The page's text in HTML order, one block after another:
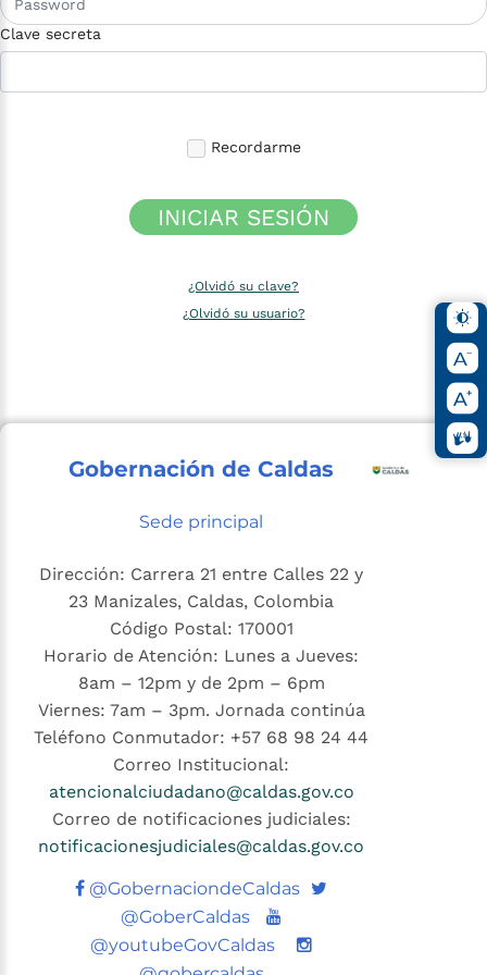
Clave secreta
Recordarme
INICIAR SESIÓN
¿Olvidó su clave?
¿Olvidó su usuario?
Gobernación de Caldas
Sede principal
Dirección: Carrera 21 entre Calles 22 y
23 Manizales, Caldas, Colombia
Código Postal: 170001
Horario de Atención: Lunes a Jueves:
8am – 12pm y de 2pm – 6pm
Viernes: 7am – 3pm. Jornada continúa
Teléfono Conmutador: +57 68 98 24 44
Correo Institucional:
atencionalciudadano@caldas.gov.co
Correo de notificaciones judiciales:
notificacionesjudiciales@caldas.gov.co
@GobernaciondeCaldas Twitter
@GoberCaldas
Youtube
@youtubeGovCaldas